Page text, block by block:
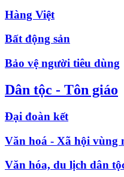
Hàng Việt
Bất động sản
Bảo vệ người tiêu dùng
Dân tộc - Tôn giáo
Đại đoàn kết
Văn hoá - Xã hội vùng
Văn hóa, du lịch dân